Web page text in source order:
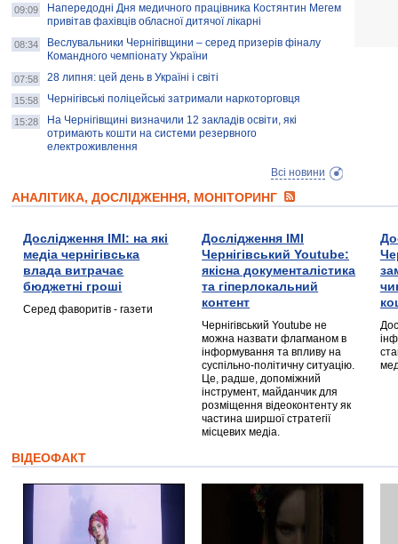
09:09
Напередодні Дня медичного працівника Костянтин Мегем
привітав фахівців обласної дитячої лікарні
08:34
Веслувальники Чернігівщини – серед призерів фіналу
Командного чемпіонату України
07:58 28 липня: цей день в Україні і світі
15:58 Чернігівські поліцейські затримали наркоторговця
15:28
На Чернігівщині визначили 12 закладів освіти, які
отримають кошти на системи резервного
електроживлення
Всі новини
АНАЛІТИКА, ДОСЛІДЖЕННЯ, МОНІТОРИНГ
Дослідження ІМІ: на які
медіа чернігівська
влада витрачає
бюджетні гроші
Серед фаворитів - газети
Дослідження ІМІ
Чернігівський Youtube:
якісна документалістика
та гіперлокальний
контент
Чернігівський Youtube не
можна назвати флагманом в
інформування та впливу на
суспільно-політичну ситуацію.
Це, радше, допоміжний
інструмент, майданчик для
розміщення відеоконтенту як
частина ширшої стратегії
місцевих медіа.
ВІДЕОФАКТ